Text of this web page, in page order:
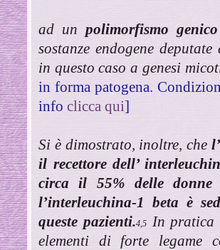
ad un polimorfismo genico
sostanze endogene
in questo caso a genesi
in forma patogena.
infoclicca qui]
Si è dimostrato, inoltre, che
il recettore dell’
circa il 55% delle donne
l’interleuchina-1 beta è
queste pazienti.4,5In pratica
elementi di forte